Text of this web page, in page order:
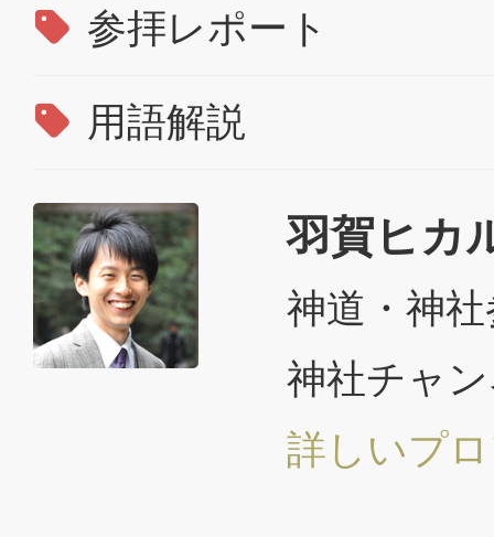
参拝レポート
用語解説
羽賀ヒカ
神道・神
神社チャ
詳しいプ